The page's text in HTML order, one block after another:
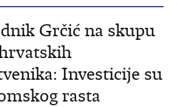
Grčić na skupu
Investicije su
rasta